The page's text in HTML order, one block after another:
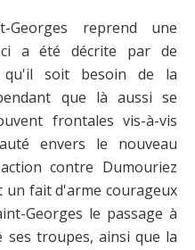
reprend une
a été décrite par de
qu'il soit besoin de la
que là aussi se
frontales vis-à-vis
envers le nouveau
contre Dumouriez
un fait d'arme courageux
Georges le passage à
troupes, ainsi que la